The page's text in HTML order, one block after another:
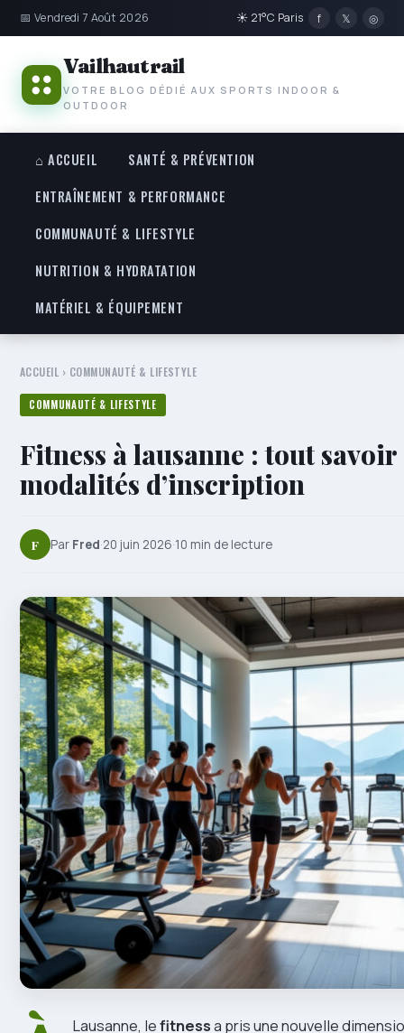
📅 Vendredi 7 Août 2026 ☀ 21°C Paris f 𝕏 ◎
Vailhautrail
VOTRE BLOG DÉDIÉ AUX SPORTS INDOOR &
OUTDOOR
⌂ ACCUEIL
SANTÉ & PRÉVENTION
ENTRAÎNEMENT & PERFORMANCE
COMMUNAUTÉ & LIFESTYLE
NUTRITION & HYDRATATION
MATÉRIEL & ÉQUIPEMENT
ACCUEIL › COMMUNAUTÉ & LIFESTYLE
COMMUNAUTÉ & LIFESTYLE
Fitness à lausanne : tout
modalités d’inscription
F Par Fred·20 juin 2026·10 min de lecture
Lausanne, lefitnessa pris une nouvelle